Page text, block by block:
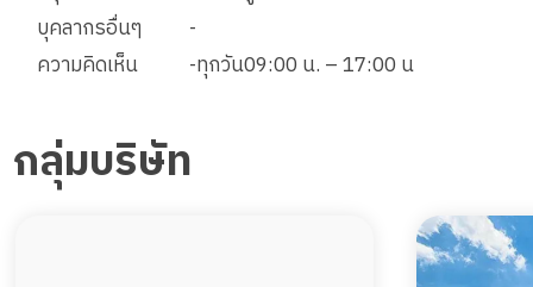
จองห้องพักนี้
บุคลากรอื่นๆ
-
ความคิดเห็น
-ทุกวัน09:00 น. – 17:00 น
กลุ่มบริษัท